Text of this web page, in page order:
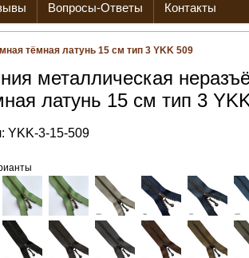
Вопросы-Ответы Контакты
тёмная латунь 15 см тип 3 YKK 509
металлическая
латунь 15 см тип 3
YKK-3-15-509